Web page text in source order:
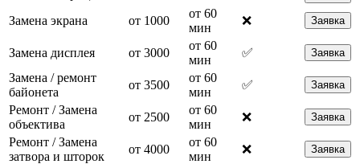
Замена экрана от 1000
от 60
мин
❌ Заявка
Замена дисплея от 3000
от 60
мин
✅ Заявка
Замена / ремонт
байонета
от 3500
от 60
мин
✅ Заявка
Ремонт / Замена
объектива
от 2500
от 60
мин
❌ Заявка
Ремонт / Замена
затвора и шторок
от 4000
от 60
мин
❌ Заявка